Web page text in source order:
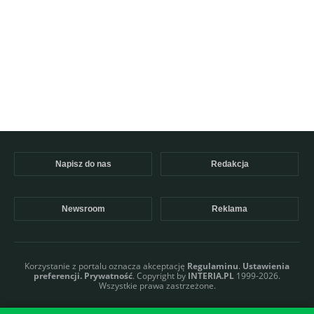
Napisz do nas Redakcja
Newsroom Reklama
Korzystanie z portalu oznacza akceptację Regulaminu. Ustawienia
preferencji. Prywatność. Copyright by INTERIA.PL 1999-2026.
Wszystkie prawa zastrzeżone.